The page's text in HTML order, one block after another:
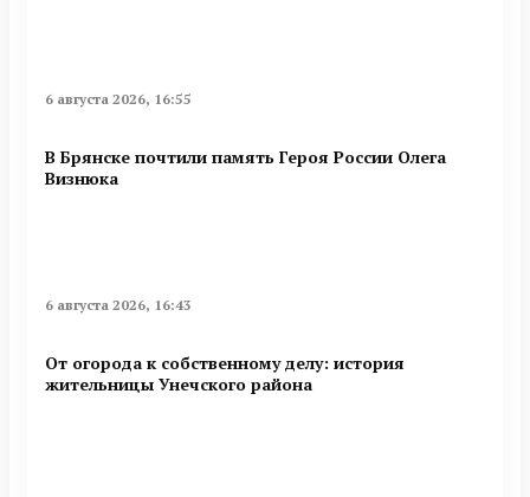
6 августа 2026, 16:55
В Брянске почтили память Героя России Олега
Визнюка
6 августа 2026, 16:43
От огорода к собственному делу: история
жительницы Унечского района